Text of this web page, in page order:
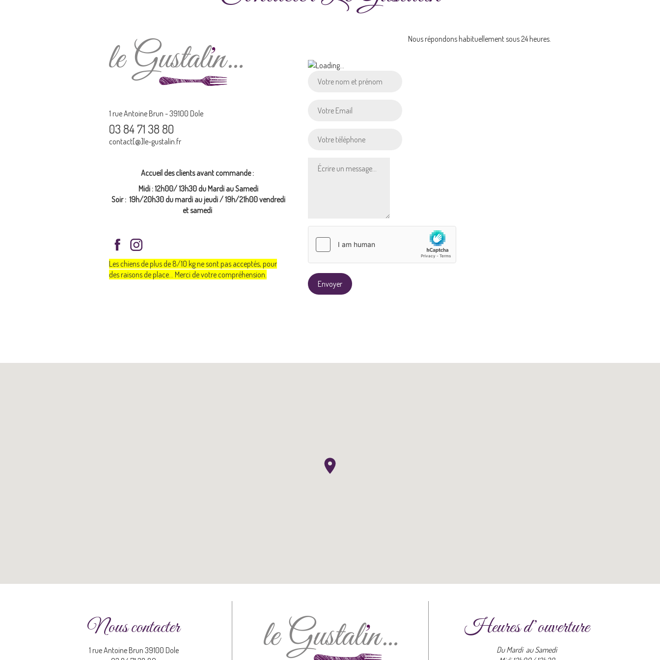
1 rue Antoine Brun - 39100 Dole
03 84 71 38 80
contact[@]le-gustalin.fr
Accueil des clients avant commande :
Midi : 12h00/ 13h30 du Mardi au Samedi
Soir : 19h/20h30 du mardi au jeudi/ 19h/21h00 vendredi
et samedi
Les chiens de plus de 8/10 kg ne sont pas acceptés, pour
des raisons de place... Merci de votre compréhension.
Nous répondons habituellement sous 24 heures.
Nous contacter
1 rue Antoine Brun 39100 Dole
Heures d’ouverture
Du Mardi au Samedi